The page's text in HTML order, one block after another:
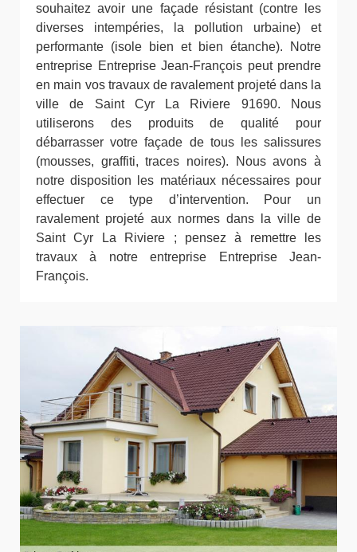
souhaitez avoir une façade résistant (contre les
diverses intempéries, la pollution urbaine) et
performante (isole bien et bien étanche). Notre
entreprise Entreprise Jean-François peut prendre
en main vos travaux de ravalement projeté dans la
ville de Saint Cyr La Riviere 91690. Nous
utiliserons des produits de qualité pour
débarrasser votre façade de tous les salissures
(mousses, graffiti, traces noires). Nous avons à
notre disposition les matériaux nécessaires pour
effectuer ce type d’intervention. Pour un
ravalement projeté aux normes dans la ville de
Saint Cyr La Riviere ; pensez à remettre les
travaux à notre entreprise Entreprise Jean-
François.